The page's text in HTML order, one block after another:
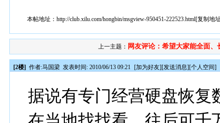
本帖地址：http://club.xilu.com/hongbin/msgview-950451-222523.html[复制地
上一主题： 网友评论：希望大家能全面、
[2楼] 作者:马国梁 发表时间: 2010/06/13 09:21 [加为好友][发送消息][个人空间]
据说有专门经营硬盘恢复